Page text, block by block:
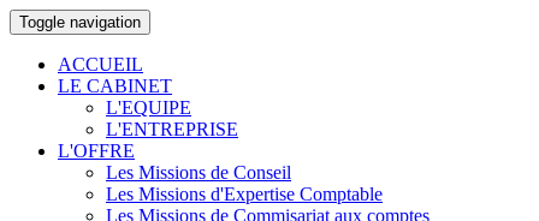
Toggle navigation
ACCUEIL
LE CABINET
L'EQUIPE
L'ENTREPRISE
L'OFFRE
Les Missions de Conseil
Les Missions d'Expertise Comptable
Les Missions de Commisariat aux comptes